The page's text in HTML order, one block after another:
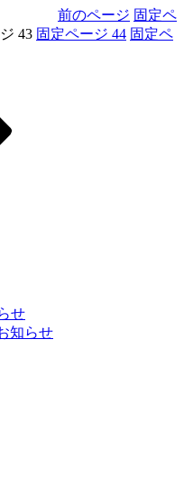
前のページ 固定ペ
43 固定ページ 44 固定ペ
せ
知らせ